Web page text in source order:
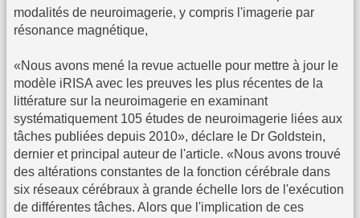
modalités de neuroimagerie, y compris l'imagerie par
résonance magnétique,
«Nous avons mené la revue actuelle pour mettre à jour le
modèle iRISA avec les preuves les plus récentes de la
littérature sur la neuroimagerie en examinant
systématiquement 105 études de neuroimagerie liées aux
tâches publiées depuis 2010», déclare le Dr Goldstein,
dernier et principal auteur de l'article. «Nous avons trouvé
des altérations constantes de la fonction cérébrale dans
six réseaux cérébraux à grande échelle lors de l'exécution
de différentes tâches. Alors que l'implication de ces